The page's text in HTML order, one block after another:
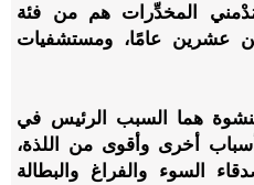
المخدِّرات هم من فئة
عشرين عامًا، ومستشفيات
هما السبب الرئيس في
أخرى وأقوى من اللذة،
السوء والفراغ والبطالة